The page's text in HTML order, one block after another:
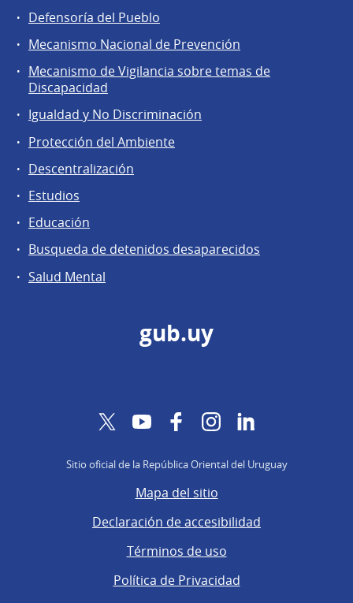
Defensoría del Pueblo
Mecanismo Nacional de Prevención
Mecanismo de Vigilancia sobre temas de
Discapacidad
Igualdad y No Discriminación
Protección del Ambiente
Descentralización
Estudios
Educación
Busqueda de detenidos desaparecidos
Salud Mental
gub.uy
TwitterYouTubeFacebookInstagram
Sitio oficial de la República Oriental del Uruguay
Mapa del sitio
Declaración de accesibilidad
Términos de uso
Política de Privacidad